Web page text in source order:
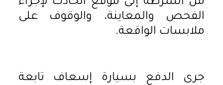
الفحص والمعاينة، والوقوف على
ملابسات الواقعة.
جرى الدفع بسيارة إسعاف تابعة